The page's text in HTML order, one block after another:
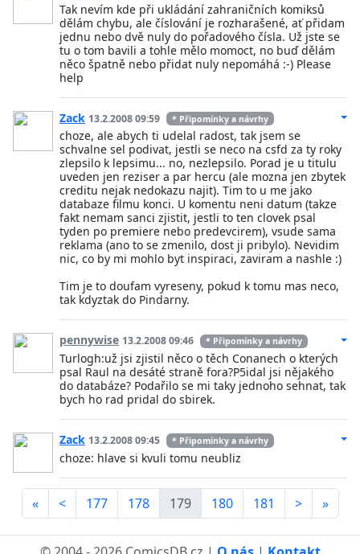
Tak nevím kde při ukládání zahraničních komiksů
dělám chybu, ale číslování je rozharašené, ať přidam
jednu nebo dvě nuly do pořadového čísla. Už jste se
tu o tom bavili a tohle mělo momoct, no buď dělám
něco špatně nebo přidat nuly nepomáhá :-) Please
help
Zack 13.2.2008 09:59 * Připomínky a návrhy
choze, ale abych ti udelal radost, tak jsem se
schvalne sel podivat, jestli se neco na csfd za ty roky
zlepsilo k lepsimu... no, nezlepsilo. Porad je u titulu
uveden jen reziser a par hercu (ale mozna jen zbytek
creditu nejak nedokazu najit). Tim to u me jako
databaze filmu konci. U komentu neni datum (takze
fakt nemam sanci zjistit, jestli to ten clovek psal
tyden po premiere nebo predevcirem), vsude sama
reklama (ano to se zmenilo, dost ji pribylo). Nevidim
nic, co by mi mohlo byt inspiraci, zaviram a nashle :)
Tim je to doufam vyreseny, pokud k tomu mas neco,
tak kdyztak do Pindarny.
pennywise 13.2.2008 09:46 * Připomínky a návrhy
Turlogh:už jsi zjistil něco o těch Conanech o kterých
psal Raul na desáté straně fora?P5idal jsi nějakého
do databáze? Podařilo se mi taky jednoho sehnat, tak
bych ho rad pridal do sbirek.
Zack 13.2.2008 09:45 * Připomínky a návrhy
choze: hlave si kvuli tomu neubliz
« < 177 178 179 180 181 > »